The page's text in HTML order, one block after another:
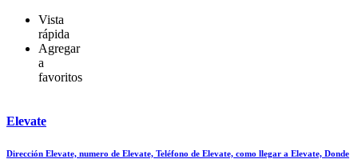
Vista
rápida
Agregar
a
favoritos
Elevate
Dirección Elevate, numero de Elevate, Teléfono de Elevate, como llegar a Elevate, Donde